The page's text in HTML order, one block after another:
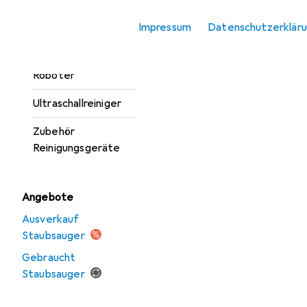
Impressum
Roboter
Ultraschallreiniger
Zubehör
Reinigungsgeräte
Angebote
Ausverkauf
Staubsauger
Gebraucht
Staubsauger